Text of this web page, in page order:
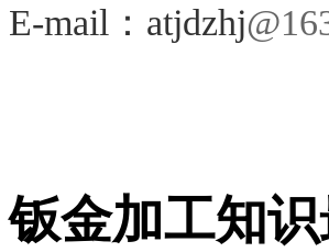
E-mail：atjdzhj
钣金加工知